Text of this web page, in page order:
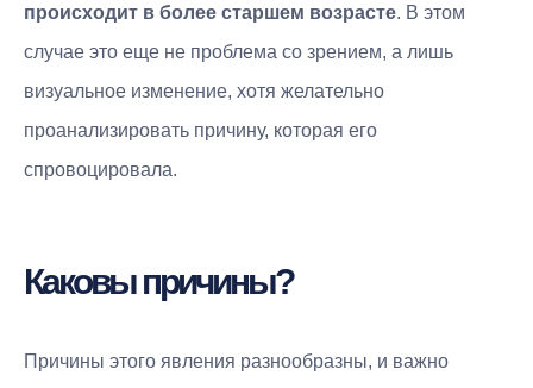
происходит в более старшем возрасте. В этом
случае это еще не проблема со зрением, а лишь
визуальное изменение, хотя желательно
проанализировать причину, которая его
спровоцировала.
Каковы причины?
Причины этого явления разнообразны, и важно